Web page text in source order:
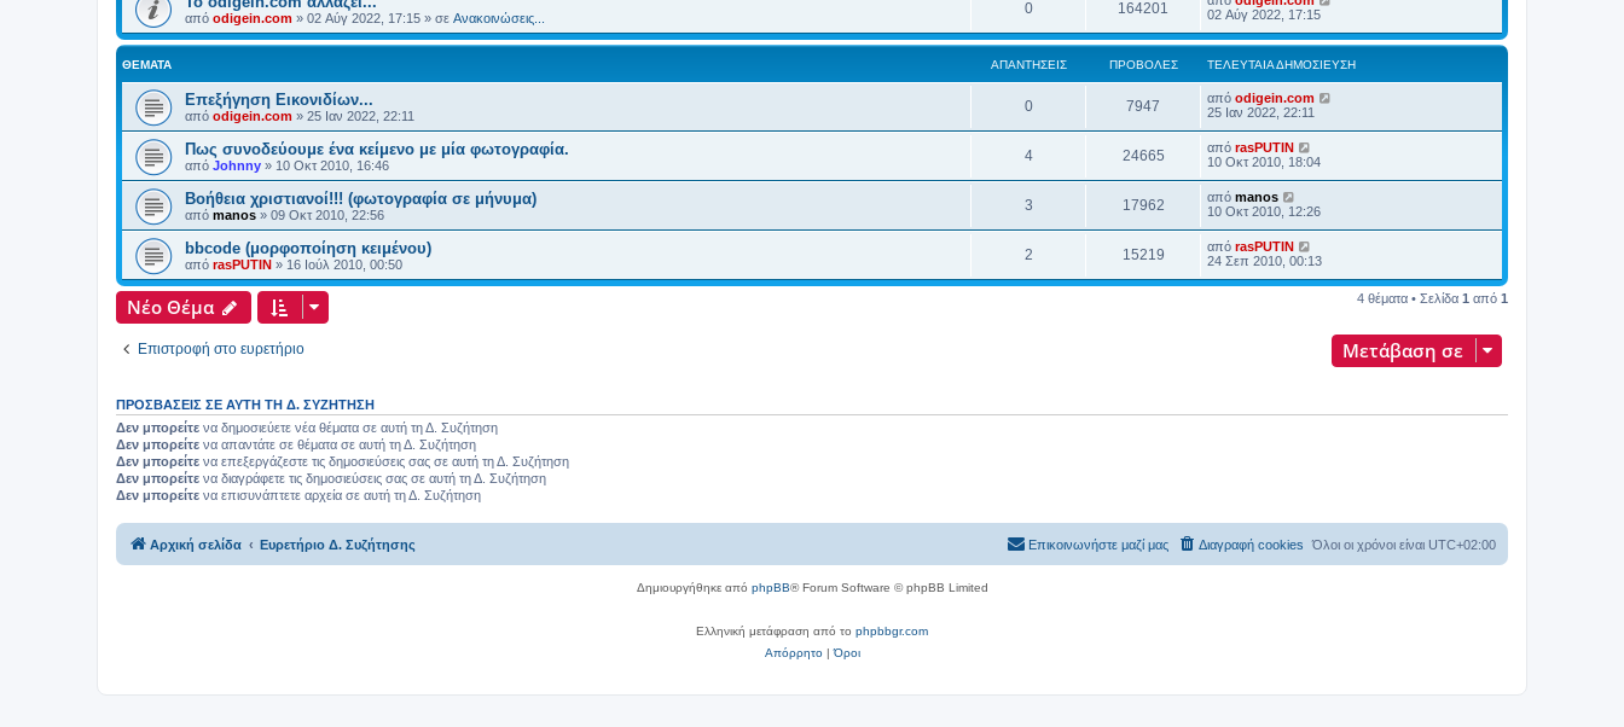
από odigein.com » 02 Αύγ 2022, 17:15 » σε Ανακοινώσεις...
0 164201
02 Αύγ 2022, 17:15
ΘΈΜΑΤΑ ΑΠΑΝΤΉΣΕΙΣ ΠΡΟΒΟΛΈΣ ΤΕΛΕΥΤΑΊΑ ΔΗΜΟΣΊΕΥΣΗ
Επεξήγηση Εικονιδίων...
από odigein.com » 25 Ιαν 2022, 22:11
0 7947 από odigein.com
25 Ιαν 2022, 22:11
Πως συνοδεύουμε ένα κείμενο με μία φωτογραφία.
από Johnny » 10 Οκτ 2010, 16:46
4 24665 από rasPUTIN
10 Οκτ 2010, 18:04
Βοήθεια χριστιανοί!!! (φωτογραφία σε μήνυμα)
από manos » 09 Οκτ 2010, 22:56
3 17962 από manos
10 Οκτ 2010, 12:26
bbcode (μορφοποίηση κειμένου)
από rasPUTIN » 16 Ιούλ 2010, 00:50
2 15219 από rasPUTIN
24 Σεπ 2010, 00:13
Νέο Θέμα 4 θέματα • Σελίδα 1 από 1
Επιστροφή στο ευρετήριο Μετάβαση σε
ΠΡΟΣΒΆΣΕΙΣ ΣΕ ΑΥΤΉ ΤΗ Δ. ΣΥΖΉΤΗΣΗ
Δεν μπορείτε να δημοσιεύετε νέα θέματα σε αυτή τη Δ. Συζήτηση
Δεν μπορείτε να απαντάτε σε θέματα σε αυτή τη Δ. Συζήτηση
Δεν μπορείτε να επεξεργάζεστε τις δημοσιεύσεις σας σε αυτή τη Δ. Συζήτηση
Δεν μπορείτε να διαγράφετε τις δημοσιεύσεις σας σε αυτή τη Δ. Συζήτηση
Δεν μπορείτε να επισυνάπτετε αρχεία σε αυτή τη Δ. Συζήτηση
Αρχική σελίδα Ευρετήριο Δ. Συζήτησης Όλοι οι χρόνοι είναι UTC+02:00
Διαγραφή cookies
Επικοινωνήστε μαζί μας
Δημιουργήθηκε από phpBB® Forum Software © phpBB Limited
Ελληνική μετάφραση από το phpbbgr.com
Απόρρητο|Όροι